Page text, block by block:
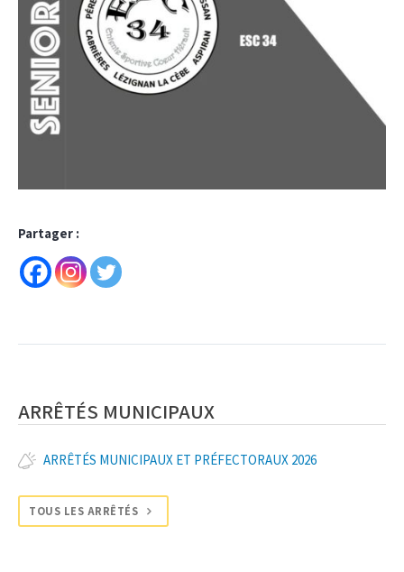
Partager :
ARRÊTÉS MUNICIPAUX
ARRÊTÉS MUNICIPAUX ET PRÉFECTORAUX 2026
TOUS LES ARRÊTÉS